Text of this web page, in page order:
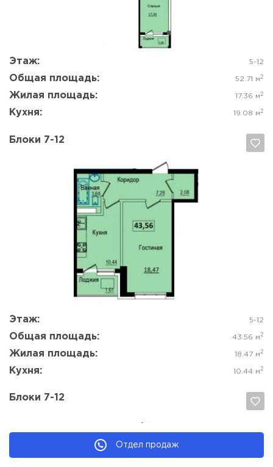
Этаж: 5-12
Общая площадь: 52.71 м 2
Жилая площадь: 17.36 м 2
Кухня: 19.08 м 2
Блоки 7-12
Этаж: 5-12
Общая площадь: 43.56 м 2
Жилая площадь: 18.47 м 2
Кухня: 10.44 м 2
Да, удалить
Блоки 7-12
Отдел продаж